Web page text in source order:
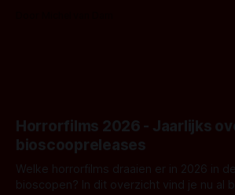
Horrorfilms 2026 - Jaarlijks
bioscoopreleases
Welke horrorfilms draaien er in 2026 in
bioscopen? In dit overzicht vind je nu al